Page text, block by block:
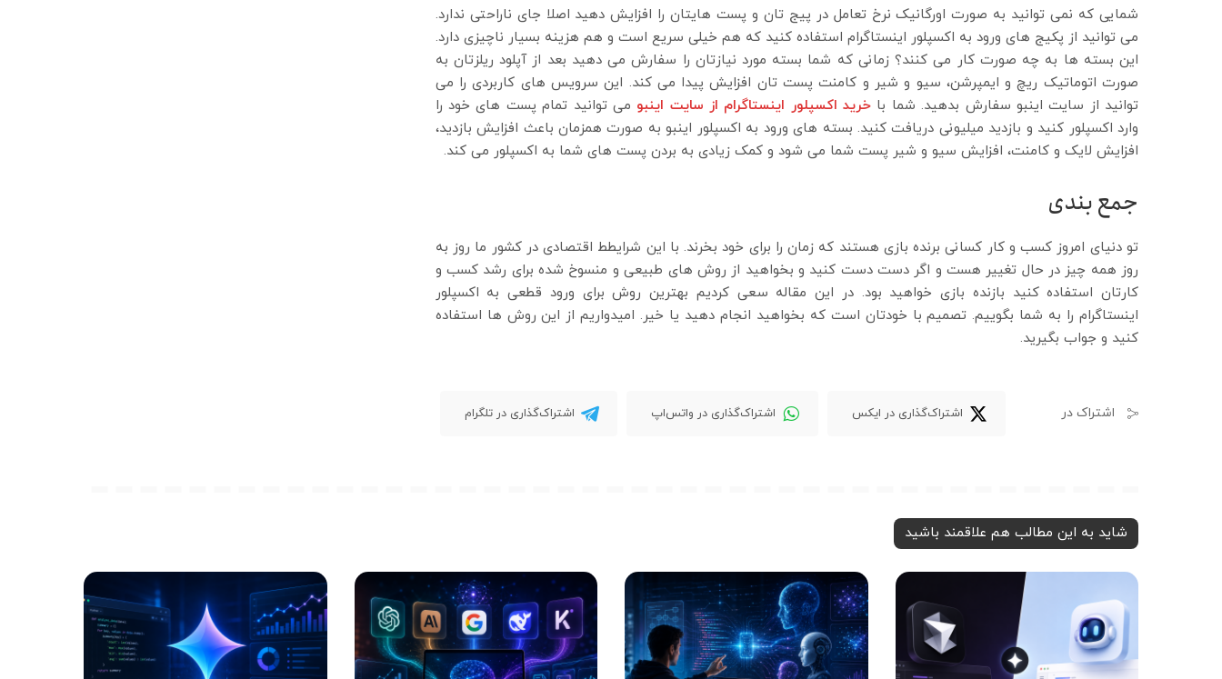
شمایی که نمی توانید به صورت اورگانیک نرخ تعامل در پیج تان و پست هایتان را افزایش دهید اصلا جای ناراحتی ندارد.
می توانید از پکیج های ورود به اکسپلور اینستاگرام استفاده کنید که هم خیلی سریع است و هم هزینه بسیار ناچیزی دارد.
این بسته ها به چه صورت کار می کنند؟ زمانی که شما بسته مورد نیازتان را سفارش می دهید بعد از آپلود ریلزتان به
صورت اتوماتیک ریچ و ایمپرشن، سیو و شیر و کامنت پست تان افزایش پیدا می کند. این سرویس های کاربردی را می
توانید از سایت اینبو سفارش بدهید. شما با خرید اکسپلور اینستاگرام از سایت اینبو می توانید تمام پست های خود را
وارد اکسپلور کنید و بازدید میلیونی دریافت کنید. بسته های ورود به اکسپلور اینبو به صورت همزمان باعث افزایش بازدید،
افزایش لایک و کامنت، افزایش سیو و شیر پست شما می شود و کمک زیادی به بردن پست های شما به اکسپلور می کند.
جمع بندی
تو دنیای امروز کسب و کار کسانی برنده بازی هستند که زمان را برای خود بخرند. با این شرایطط اقتصادی در کشور ما روز به
روز همه چیز در حال تغییر هست و اگر دست دست کنید و بخواهید از روش های طبیعی و منسوخ شده برای رشد کسب و
کارتان استفاده کنید بازنده بازی خواهید بود. در این مقاله سعی کردیم بهترین روش برای ورود قطعی به اکسپلور
اینستاگرام را به شما بگوییم. تصمیم با خودتان است که بخواهید انجام دهید یا خیر. امیدواریم از این روش ها استفاده
کنید و جواب بگیرید.
اشتراک در اشتراک‌گذاری در ایکس اشتراک‌گذاری در واتس‌اپ اشتراک‌گذاری در تلگرام
شاید به این مطالب هم علاقمند باشید